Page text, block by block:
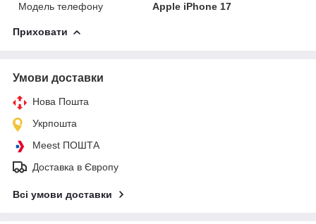
Модель телефону
Apple iPhone 17
Приховати
Умови доставки
Нова Пошта
Укрпошта
Meest ПОШТА
Доставка в Європу
Всі умови доставки